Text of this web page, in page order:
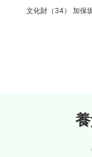
文化財（34） 加保